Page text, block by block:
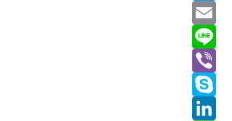
c
e
b
o
o
h
a
t
s
A
T
w
t
t
E
m
a
L
n
V
S